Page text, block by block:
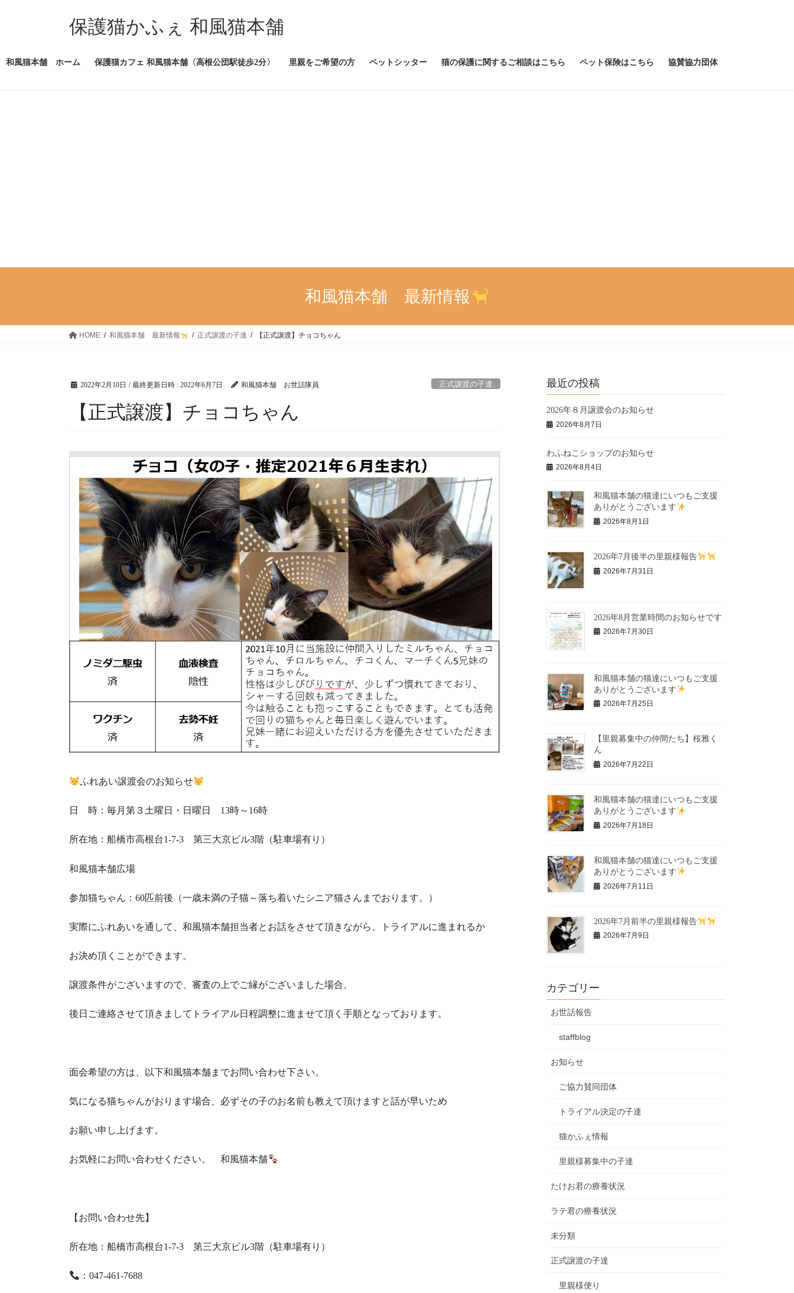
ツ
シ
保護猫かふぇ 和風猫本舗
和風猫本舗 ホーム 保護猫カフェ 和風猫本舗〈高根公団駅徒歩2分〉 里親をご希望の方 ペットシッター 猫の保護に関するご相談はこちら ペット保険はこちら 協賛協力団体
和風猫本舗 最新情報
HOME 和風猫本舗 最新情報 正式譲渡の子達 【正式譲渡】チョコちゃん
2022年2月10日 / 最終更新日時 : 2022年6月7日 和風猫本舗 お世話隊員 正式譲渡の子達
【正式譲渡】チョコちゃん
ふれあい譲渡会のお知らせ
日 時：毎月第３土曜日・日曜日 13時～16時
所在地：船橋市高根台1-7-3 ​第三大京ビル3階（駐車場有り）
和風猫本舗広場
参加猫ちゃん：60匹前後（一歳未満の子猫～落ち着いたシニア猫さんまでおります。）
実際にふれあいを通して、和風猫本舗担当者とお話をさせて頂きながら、トライアルに進まれるか
お決め頂くことができます。
譲渡条件がございますので、審査の上でご縁がございました場合、
後日ご連絡させて頂きましてトライアル日程調整に進ませて頂く手順となっております。
面会希望の方は、以下和風猫本舗までお問い合わせ下さい。
気になる猫ちゃんがおります場合、必ずその子のお名前も教えて頂けますと話が早いため
お願い申し上げます。
お気軽にお問い合わせください。 和風猫本舗
【お問い合わせ先】
所在地：船橋市高根台1-7-3 ​第三大京ビル3階（駐車場有り）
：047-461-7688 ​
最近の投稿
2026年８月譲渡会のお知らせ
2026年8月7日
わふねこショップのお知らせ
2026年8月4日
和風猫本舗の猫達にいつもご支援
ありがとうございます
2026年8月1日
2026年7月後半の里親様報告
2026年7月31日
2026年8月営業時間のお知らせです
2026年7月30日
和風猫本舗の猫達にいつもご支援
ありがとうございます
2026年7月25日
【里親募集中の仲間たち】桜雅く
ん
2026年7月22日
和風猫本舗の猫達にいつもご支援
ありがとうございます
2026年7月18日
和風猫本舗の猫達にいつもご支援
ありがとうございます
2026年7月11日
2026年7月前半の里親様報告
2026年7月9日
カテゴリー
お世話報告
staffblog
お知らせ
ご協力賛同団体
トライアル決定の子達
猫かふぇ情報
里親様募集中の子達
たけお君の療養状況
ラテ君の療養状況
未分類
正式譲渡の子達
里親様便り